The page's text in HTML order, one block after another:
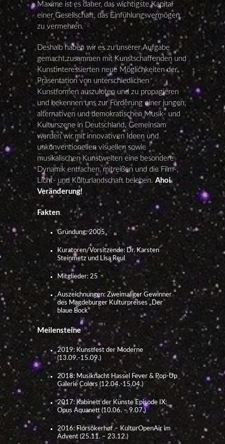
Maxime ist es daher, das wichtigste Kapital
einer Gesellschaft, das Einfühlungsvermögen,
zu vermehren.
Deshalb haben wir es zu unserer Aufgabe
gemacht,zusammen mit Kunstschaffenden und
Kunstinteressierten neue Möglichkeiten der
Präsentation von unterschiedlichen
Kunstformen auszuloten und zu propagieren
und bekennen uns zur Förderung einer jungen,
alternativen und demokratischen Musik- und
Kulturszene in Deutschland. Gemeinsam
werden wir mit innovativen Ideen und
unkonventionellen visuellen sowie
musikalischen Kunstwelten eine besondere
Dynamik entfachen, mitreißen und die Film-,
Licht- und Kulturlandschaft beleben.Ahoi
Veränderung!
Fakten
Gründung: 2005
Kuratoren/Vorsitzende: Dr. Karsten
Steinmetz und Lisa Reul
Mitglieder: 25
Auszeichnungen: Zweimaliger Gewinner
des Magdeburger Kulturpreises „Der
blaue Bock“
Meilensteine
2019: Kunstfest der Moderne
(13.09.-15.09.)
2018: Musiknacht Hassel Fever & Pop-Up
Galerie Colors (12.04.-15.04.)
2017: Kabinett der Künste Episode IX:
Opus Aquanett (10.06. – 9.07.)
2016: Florsokerhøf – KulturOpenAir im
Advent (25.11. – 23.12.)